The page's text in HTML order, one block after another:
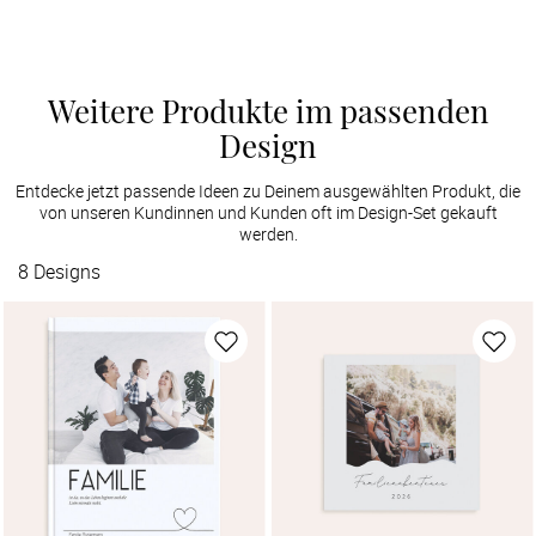
Weitere Produkte im passenden
Design
Entdecke jetzt passende Ideen zu Deinem ausgewählten Produkt, die
von unseren Kundinnen und Kunden oft im Design-Set gekauft
werden.
8 Designs